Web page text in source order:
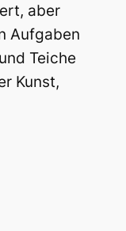
aber
Aufgaben
Teiche
Kunst,